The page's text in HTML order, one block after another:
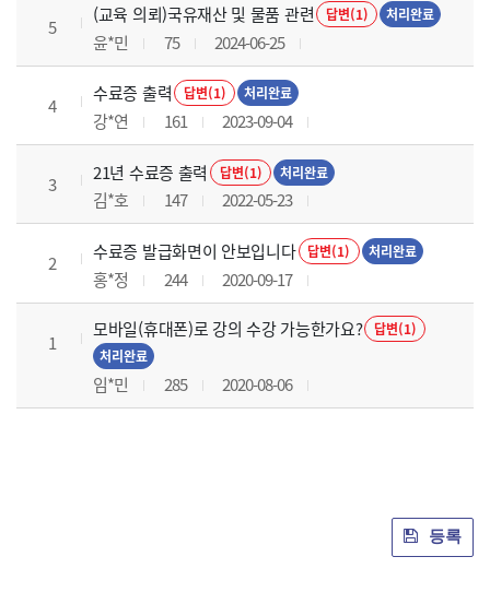
5
(교육 의뢰)국유재산 및 물품 관련 답변(1) 처리완료
윤*민 75 2024-06-25
4
수료증 출력 답변(1) 처리완료
강*연 161 2023-09-04
3
21년 수료증 출력 답변(1) 처리완료
김*호 147 2022-05-23
2
수료증 발급화면이 안보입니다 답변(1) 처리완료
홍*정 244 2020-09-17
1
모바일(휴대폰)로 강의 수강 가능한가요?
답변(1)
처리완료
임*민 285 2020-08-06
등록